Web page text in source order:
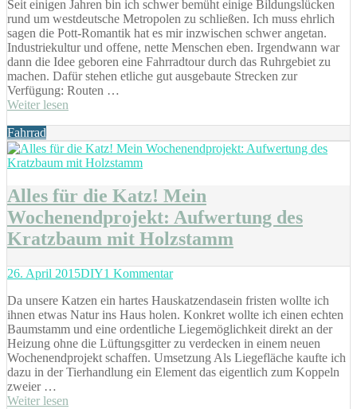
dem
Fahrrad
durch
das
Ruhrgebiet
(Emscher
Seit einigen Jahren bin ich schwer bemüht einige Bildungslücken
rund um westdeutsche Metropolen zu schließen. Ich muss ehrlich
sagen die Pott-Romantik hat es mir inzwischen schwer angetan.
Industriekultur und offene, nette Menschen eben. Irgendwann war
dann die Idee geboren eine Fahrradtour durch das Ruhrgebiet zu
machen. Dafür stehen etliche gut ausgebaute Strecken zur
Verfügung: Routen …
Weiter lesen
Tags
Fahrrad
Alles für die Katz! Mein
Wochenendprojekt: Aufwertung des
Kratzbaum mit Holzstamm
Posted
26. April 2015Categories
DIY1 Kommentarzu
für
die
Katz!
Mein
Wochenendprojekt:
Aufwertung
Da unsere Katzen ein hartes Hauskatzendasein fristen wollte ich
ihnen etwas Natur ins Haus holen. Konkret wollte ich einen echten
Baumstamm und eine ordentliche Liegemöglichkeit direkt an der
Heizung ohne die Lüftungsgitter zu verdecken in einem neuen
Wochenendprojekt schaffen. Umsetzung Als Liegefläche kaufte ich
dazu in der Tierhandlung ein Element das eigentlich zum Koppeln
zweier …
Weiter lesen